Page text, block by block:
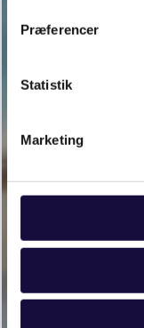
Præferencer
Statistik
Marketing